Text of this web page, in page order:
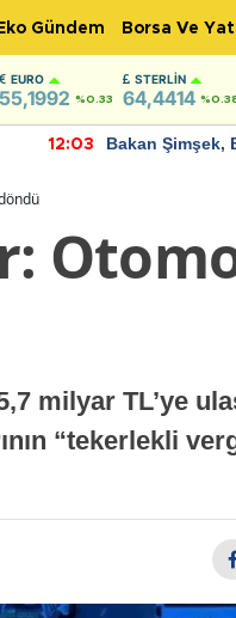
Eko Gündem Borsa Ve
EURO
55,1992 %0.33
STERLIN
64,4414
12:03
Bakan Şimşek,
milyar TL’ye
“tekerlekli